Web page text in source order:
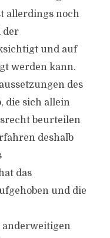
allerdings noch
der
und auf
werden kann.
des
die sich allein
beurteilen
deshalb
das
und die